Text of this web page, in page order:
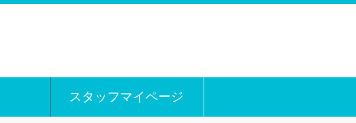
スタッフマイページ